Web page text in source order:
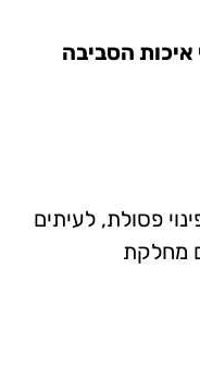
איכות הסביבה
פסולת, לעיתים
מחלקת